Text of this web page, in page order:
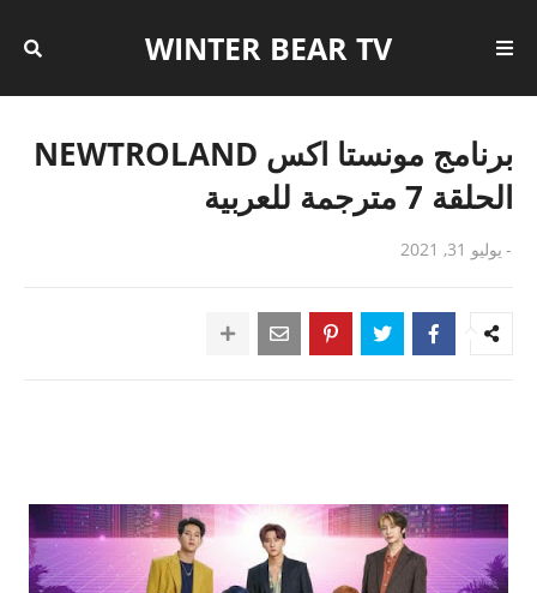
WINTER BEAR TV
برنامج مونستا اكس NEWTROLAND
الحلقة 7 مترجمة للعربية
- يوليو 31, 2021